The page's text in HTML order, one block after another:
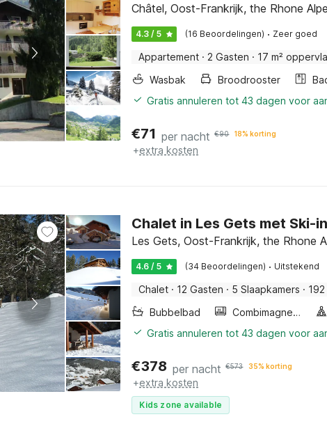
Châtel, Oost-Frankrijk, the Rhone
4.3 / 5 (16 Beoordelingen) · Zeer goed
Appartement · 2 Gasten · 17 m²
Wasbak
Broodrooster
Gratis annuleren tot 43 dagen voor
€71 per nacht €90 18% korting
+extra kosten
Chalet in Les Gets met Ski-
Les Gets, Oost-Frankrijk, the Rhone
4.6 / 5 (34 Beoordelingen) · Uitstekend
Chalet · 12 Gasten · 5 Slaapkamers ·
Bubbelbad
Combimagnetron
Gratis annuleren tot 43 dagen voor
€378 per nacht €573 35% korting
+extra kosten
Kids zone available